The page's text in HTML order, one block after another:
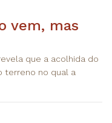
vem, mas
que a acolhida do
terreno no qual a